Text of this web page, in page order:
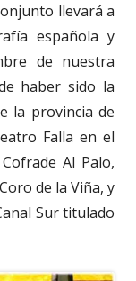
llevará a
española y
de nuestra
haber sido la
la provincia de
Falla en el
Al Palo,
de la Viña, y
Sur titulado